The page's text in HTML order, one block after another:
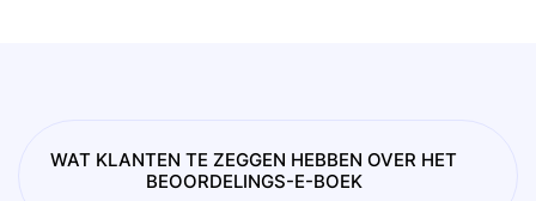
WAT KLANTEN TE ZEGGEN HEBBEN OVER HET
BEOORDELINGS-E-BOEK